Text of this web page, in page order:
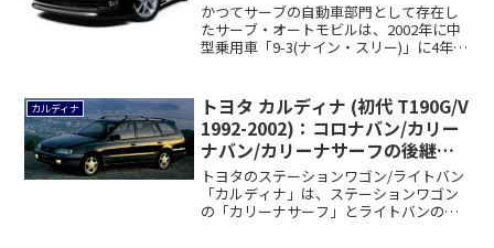
かつてサーブの自動車部門として存在し
たサーブ・オートモビルは、2002年に中
型乗用車「9-3(ナイン・スリー)」に4年
カルディナ
トヨタ カルディナ (初代 T190G/V
1992-2002)：コロナバン/カリー
ナバン/カリーナサーフの後継モ
デル
トヨタのステーションワゴン/ライトバン
「カルディナ」は、ステーションワゴン
の「カリーナサーフ」とライトバンの